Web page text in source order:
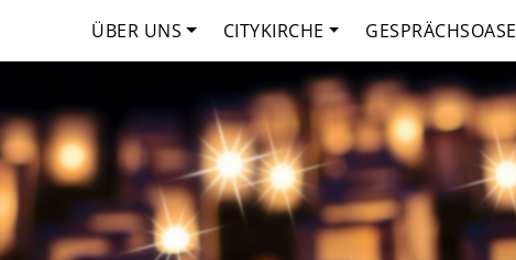
ÜBER UNS CITYKIRCHE GESPRÄCHSOASE